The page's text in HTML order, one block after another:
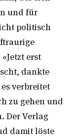
und für
politisch
erst
dankte
verbreitet
zu gehen und
Der Verlag
damit löste